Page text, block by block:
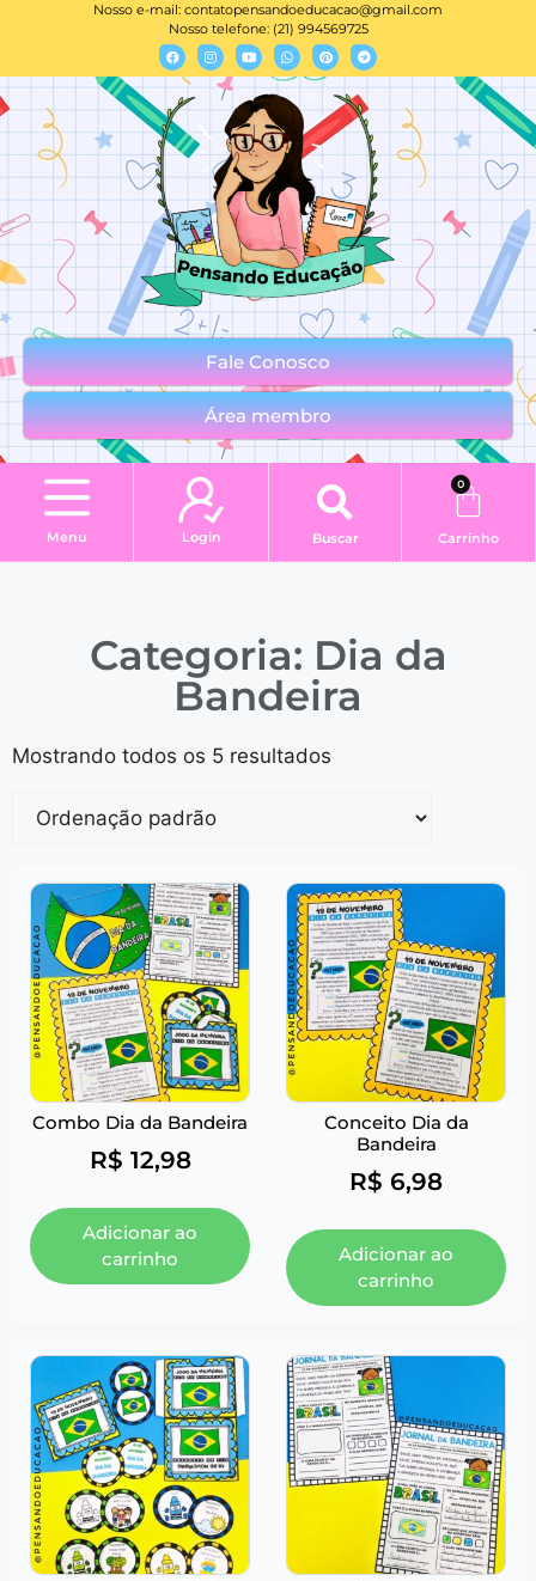
Nosso e-mail: contatopensandoeducacao@gmail.com
Nosso telefone: (21) 994569725
Fale Conosco
Área membro
Menu Login Buscar
0
Carrinho
Categoria: Dia da
Bandeira
Mostrando todos os 5 resultados
Combo Dia da Bandeira
R$ 12,98
Adicionar ao
carrinho
Conceito Dia da
Bandeira
R$ 6,98
Adicionar ao
carrinho